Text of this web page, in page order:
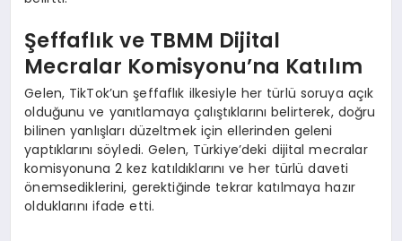
Şeffaflık ve TBMM Dijital
Mecralar Komisyonu’na Katılım
Gelen, TikTok’un şeffaflık ilkesiyle her türlü soruya açık
olduğunu ve yanıtlamaya çalıştıklarını belirterek, doğru
bilinen yanlışları düzeltmek için ellerinden geleni
yaptıklarını söyledi. Gelen, Türkiye’deki dijital mecralar
komisyonuna 2 kez katıldıklarını ve her türlü daveti
önemsediklerini, gerektiğinde tekrar katılmaya hazır
olduklarını ifade etti.